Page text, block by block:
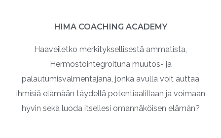
HIMA COACHING ACADEMY
Haaveiletko merkityksellisestä ammatista,
Hermostointegroituna muutos- ja
palautumisvalmentajana, jonka avulla voit auttaa
ihmisiä elämään täydellä potentiaalillaan ja voimaan
hyvin sekä luoda itsellesi omannäköisen elämän?